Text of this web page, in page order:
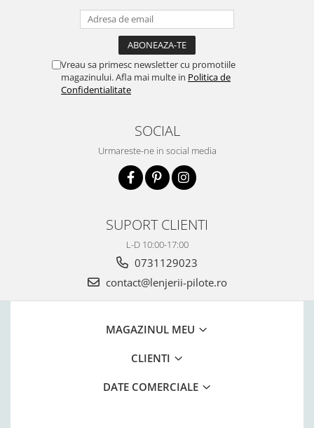
Vreau sa primesc newsletter cu promotiile
magazinului. Afla mai multe in Politica de
Confidentialitate
SOCIAL
Urmareste-ne in social media
SUPORT CLIENTI
L-D 10:00-17:00
0731129023
contact@lenjerii-pilote.ro
MAGAZINUL MEU
CLIENTI
DATE COMERCIALE